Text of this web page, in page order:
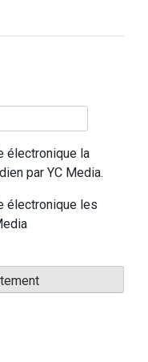
électronique la
par YC Media.
électronique les